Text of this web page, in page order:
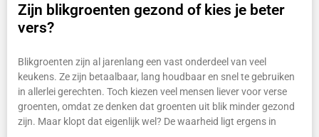
Zijn blikgroenten gezond of kies je beter
vers?
Blikgroenten zijn al jarenlang een vast onderdeel van veel
keukens. Ze zijn betaalbaar, lang houdbaar en snel te gebruiken
in allerlei gerechten. Toch kiezen veel mensen liever voor verse
groenten, omdat ze denken dat groenten uit blik minder gezond
zijn. Maar klopt dat eigenlijk wel? De waarheid ligt ergens in